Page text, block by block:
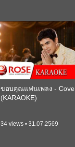
ขอบคุณแฟนเพลง -
(KARAOKE)
34 views • 31.07.2569